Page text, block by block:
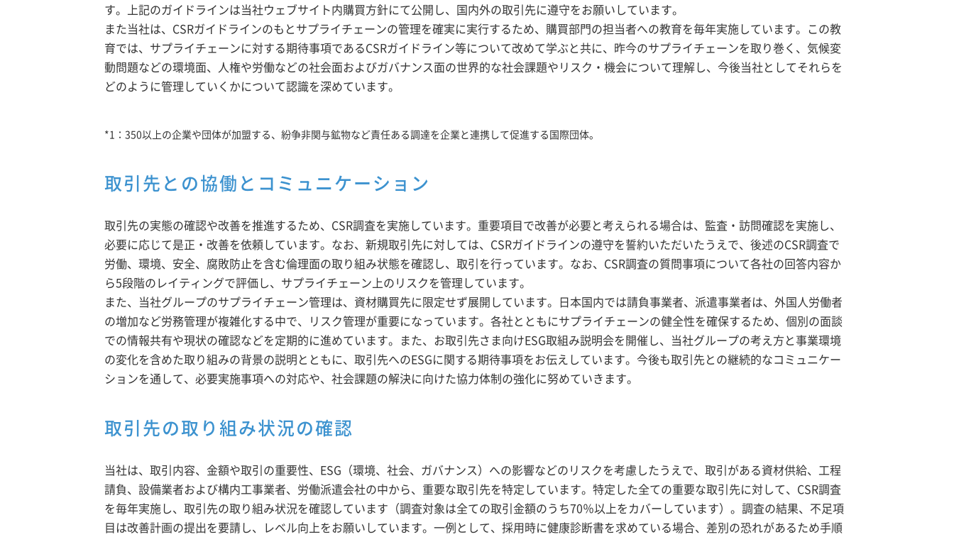
す。上記のガイドラインは当社ウェブサイト内購買方針にて公開し、国内外の取引先に遵守をお願いしています。
また当社は、CSRガイドラインのもとサプライチェーンの管理を確実に実行するため、購買部門の担当者への教育を毎年実施しています。この教
育では、サプライチェーンに対する期待事項であるCSRガイドライン等について改めて学ぶと共に、昨今のサプライチェーンを取り巻く、気候変
動問題などの環境面、人権や労働などの社会面およびガバナンス面の世界的な社会課題やリスク・機会について理解し、今後当社としてそれらを
どのように管理していくかについて認識を深めています。
*1：350以上の企業や団体が加盟する、紛争非関与鉱物など責任ある調達を企業と連携して促進する国際団体。
取引先との協働とコミュニケーション
取引先の実態の確認や改善を推進するため、CSR調査を実施しています。重要項目で改善が必要と考えられる場合は、監査・訪問確認を実施し、
必要に応じて是正・改善を依頼しています。なお、新規取引先に対しては、CSRガイドラインの遵守を誓約いただいたうえで、後述のCSR調査で
労働、環境、安全、腐敗防止を含む倫理面の取り組み状態を確認し、取引を行っています。なお、CSR調査の質問事項について各社の回答内容か
ら5段階のレイティングで評価し、サプライチェーン上のリスクを管理しています。
また、当社グループのサプライチェーン管理は、資材購買先に限定せず展開しています。日本国内では請負事業者、派遣事業者は、外国人労働者
の増加など労務管理が複雑化する中で、リスク管理が重要になっています。各社とともにサプライチェーンの健全性を確保するため、個別の面談
での情報共有や現状の確認などを定期的に進めています。また、お取引先さま向けESG取組み説明会を開催し、当社グループの考え方と事業環境
の変化を含めた取り組みの背景の説明とともに、取引先へのESGに関する期待事項をお伝えしています。今後も取引先との継続的なコミュニケー
ションを通して、必要実施事項への対応や、社会課題の解決に向けた協力体制の強化に努めていきます。
取引先の取り組み状況の確認
当社は、取引内容、金額や取引の重要性、ESG（環境、社会、ガバナンス）への影響などのリスクを考慮したうえで、取引がある資材供給、工程
請負、設備業者および構内工事業者、労働派遣会社の中から、重要な取引先を特定しています。特定した全ての重要な取引先に対して、CSR調査
を毎年実施し、取引先の取り組み状況を確認しています（調査対象は全ての取引金額のうち70％以上をカバーしています）。調査の結果、不足項
目は改善計画の提出を要請し、レベル向上をお願いしています。一例として、採用時に健康診断書を求めている場合、差別の恐れがあるため手順